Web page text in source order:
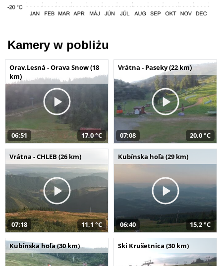
Kamery w pobliżu
Orav.Lesná - Orava Snow (18
km)
06:51 17,0 °C
Vrátna - Paseky (22 km)
07:08 20,0 °C
Vrátna - CHLEB (26 km)
07:18 11,1 °C
Kubínska hoľa (29 km)
06:40 15,2 °C
Kubínska hoľa (30 km) Ski Krušetnica (30 km)